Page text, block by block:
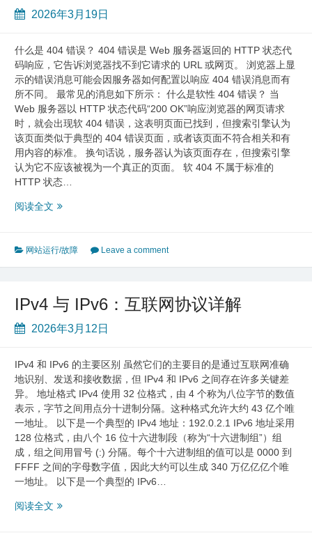
2026年3月19日
什么是 404 错误？ 404 错误是 Web 服务器返回的 HTTP 状态代
码响应，它告诉浏览器找不到它请求的 URL 或网页。 浏览器上显
示的错误消息可能会因服务器如何配置以响应 404 错误消息而有
所不同。 最常见的消息如下所示： 什么是软性 404 错误？ 当
Web 服务器以 HTTP 状态代码“200 OK”响应浏览器的网页请求
时，就会出现软 404 错误，这表明页面已找到，但搜索引擎认为
该页面类似于典型的 404 错误页面，或者该页面不符合相关和有
用内容的标准。 换句话说，服务器认为该页面存在，但搜索引擎
认为它不应该被视为一个真正的页面。 软 404 不属于标准的
HTTP 状态…
阅读全文 404
原
决
方
法
网站运行/故障 Leave a comment
IPv4 与 IPv6：互联网协议详解
2026年3月12日
IPv4 和 IPv6 的主要区别 虽然它们的主要目的是通过互联网准确
地识别、发送和接收数据，但 IPv4 和 IPv6 之间存在许多关键差
异。 地址格式 IPv4 使用 32 位格式，由 4 个称为八位字节的数值
表示，字节之间用点分十进制分隔。这种格式允许大约 43 亿个唯
一地址。 以下是一个典型的 IPv4 地址：192.0.2.1 IPv6 地址采用
128 位格式，由八个 16 位十六进制段（称为“十六进制组”）组
成，组之间用冒号 (:) 分隔。每个十六进制组的值可以是 0000 到
FFFF 之间的字母数字值，因此大约可以生成 340 万亿亿亿个唯
一地址。 以下是一个典型的 IPv6…
阅读全文 IPv4